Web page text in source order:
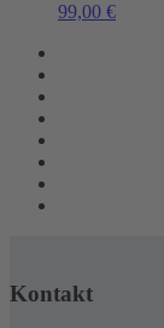
99,00 €
Kontakt